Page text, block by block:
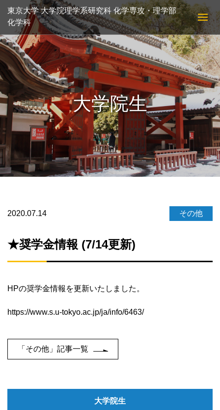
東京大学 大学院理学系研究科 化学専攻・理学部
化学科
大学院生
2020.07.14 その他
★奨学金情報 (7/14更新)
HPの奨学金情報を更新いたしました。
https://www.s.u-tokyo.ac.jp/ja/info/6463/
「その他」記事一覧
大学院生